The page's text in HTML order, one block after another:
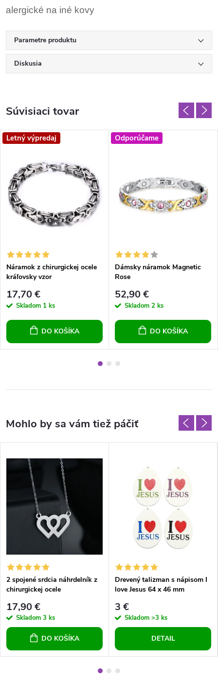
alergické na iné kovy
Parametre produktu
Diskusia
Súvisiaci tovar
Letný výpredaj
Náramok z chirurgickej ocele
kráľovsky vzor
17,70 €
Skladom 1 ks
DO KOŠÍKA
Odporúčame
Dámsky náramok Magnetic
Rose
52,90 €
Skladom 2 ks
DO KOŠÍKA
2 spojené srdcia náhrdelník z
chirurgickej ocele
17,90 €
Skladom 3 ks
DO KOŠÍKA
Drevený talizman s nápisom I
love Jesus 64 x 46 mm
3 €
Skladom >3 ks
DETAIL